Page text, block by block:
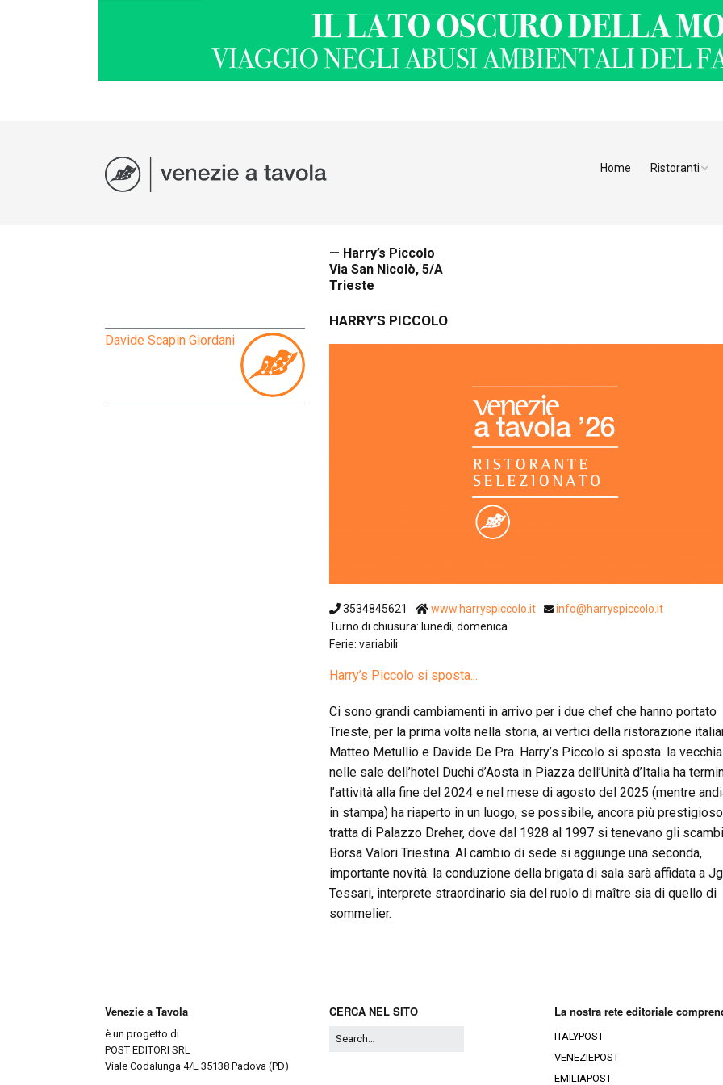
Home Ristoranti
Davide Scapin Giordani
— Harry’s Piccolo
Via San Nicolò, 5/A
Trieste
HARRY’S PICCOLO
3534845621 www.harryspiccolo.it
info@harryspiccolo.it
Turno di chiusura: lunedì; domenica
Ferie: variabili
Harry’s Piccolo si sposta...
Ci sono grandi cambiamenti in arrivo per i due chef che hanno portato
Trieste, per la prima volta nella storia, ai vertici della ristorazione
Matteo Metullio e Davide De Pra. Harry’s Piccolo si sposta: la
nelle sale dell’hotel Duchi d’Aosta in Piazza dell’Unità d’Italia ha
l’attività alla fine del 2024 e nel mese di agosto del 2025 (mentre
in stampa) ha riaperto in un luogo, se possibile, ancora più
tratta di Palazzo Dreher, dove dal 1928 al 1997 si tenevano gli
Borsa Valori Triestina. Al cambio di sede si aggiunge una seconda,
importante novità: la conduzione della brigata di sala sarà affidata a
Tessari, interprete straordinario sia del ruolo di maître sia di quello di
sommelier.
Venezie a Tavola
è un progetto di
POST EDITORI SRL
Viale Codalunga 4/L 35138 Padova (PD)
CERCA NEL SITO La nostra rete editoriale
ITALYPOST
VENEZIEPOST
EMILIAPOST